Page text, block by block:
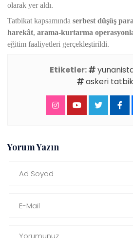
olarak yer aldı.
Tatbikat kapsamında serbest düşüş
harekât, arama-kurtarma
eğitim faaliyetleri gerçekleştirildi.
Etiketler:
askeri
Yorum Yazın